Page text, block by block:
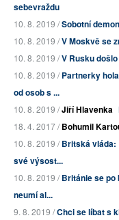
sebevraždu
10. 8. 2019 /Sobotní
10. 8. 2019 /V Moskvě se
10. 8. 2019 /V Rusku
10. 8. 2019 /Partnerky
od osob s ...
10. 8. 2019 /Jiří Hlavenka
18. 4. 2017 /Bohumil
10. 8. 2019 /Britská vláda:
své výsost...
10. 8. 2019 /Británie se
neumí al...
9. 8. 2019 /Chci se líbat s